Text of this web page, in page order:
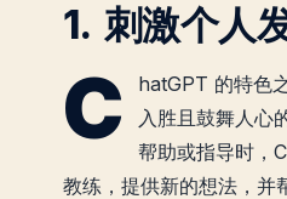
1. 刺激个人
C
hatGPT 的特色
入胜且鼓舞人心
帮助或指导时，
教练，提供新的想法，并